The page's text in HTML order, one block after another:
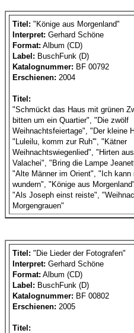
Titel: "Könige aus Morgenland"
Interpret: Gerhard Schöne
Format: Album (CD)
Label: BuschFunk (D)
Katalognummer: BF 00792
Erschienen: 2004
Titel:
"Schmückt das Haus mit grünen
bitten um ein Quartier", "Die zwölf
Weihnachtsfeiertage", "Der kleine
"Luleilu, komm zur Ruh'", "Kätner
Weihnachtswiegenlied", "Hirten
Valachei", "Bring die Lampe
"Alte Männer im Orient", "Ich kann
wundern", "Könige aus
"Als Joseph einst reiste",
Morgengrauen"
Titel: "Die Lieder der Fotografen"
Interpret: Gerhard Schöne
Format: Album (CD)
Label: BuschFunk (D)
Katalognummer: BF 00802
Erschienen: 2005
Titel: